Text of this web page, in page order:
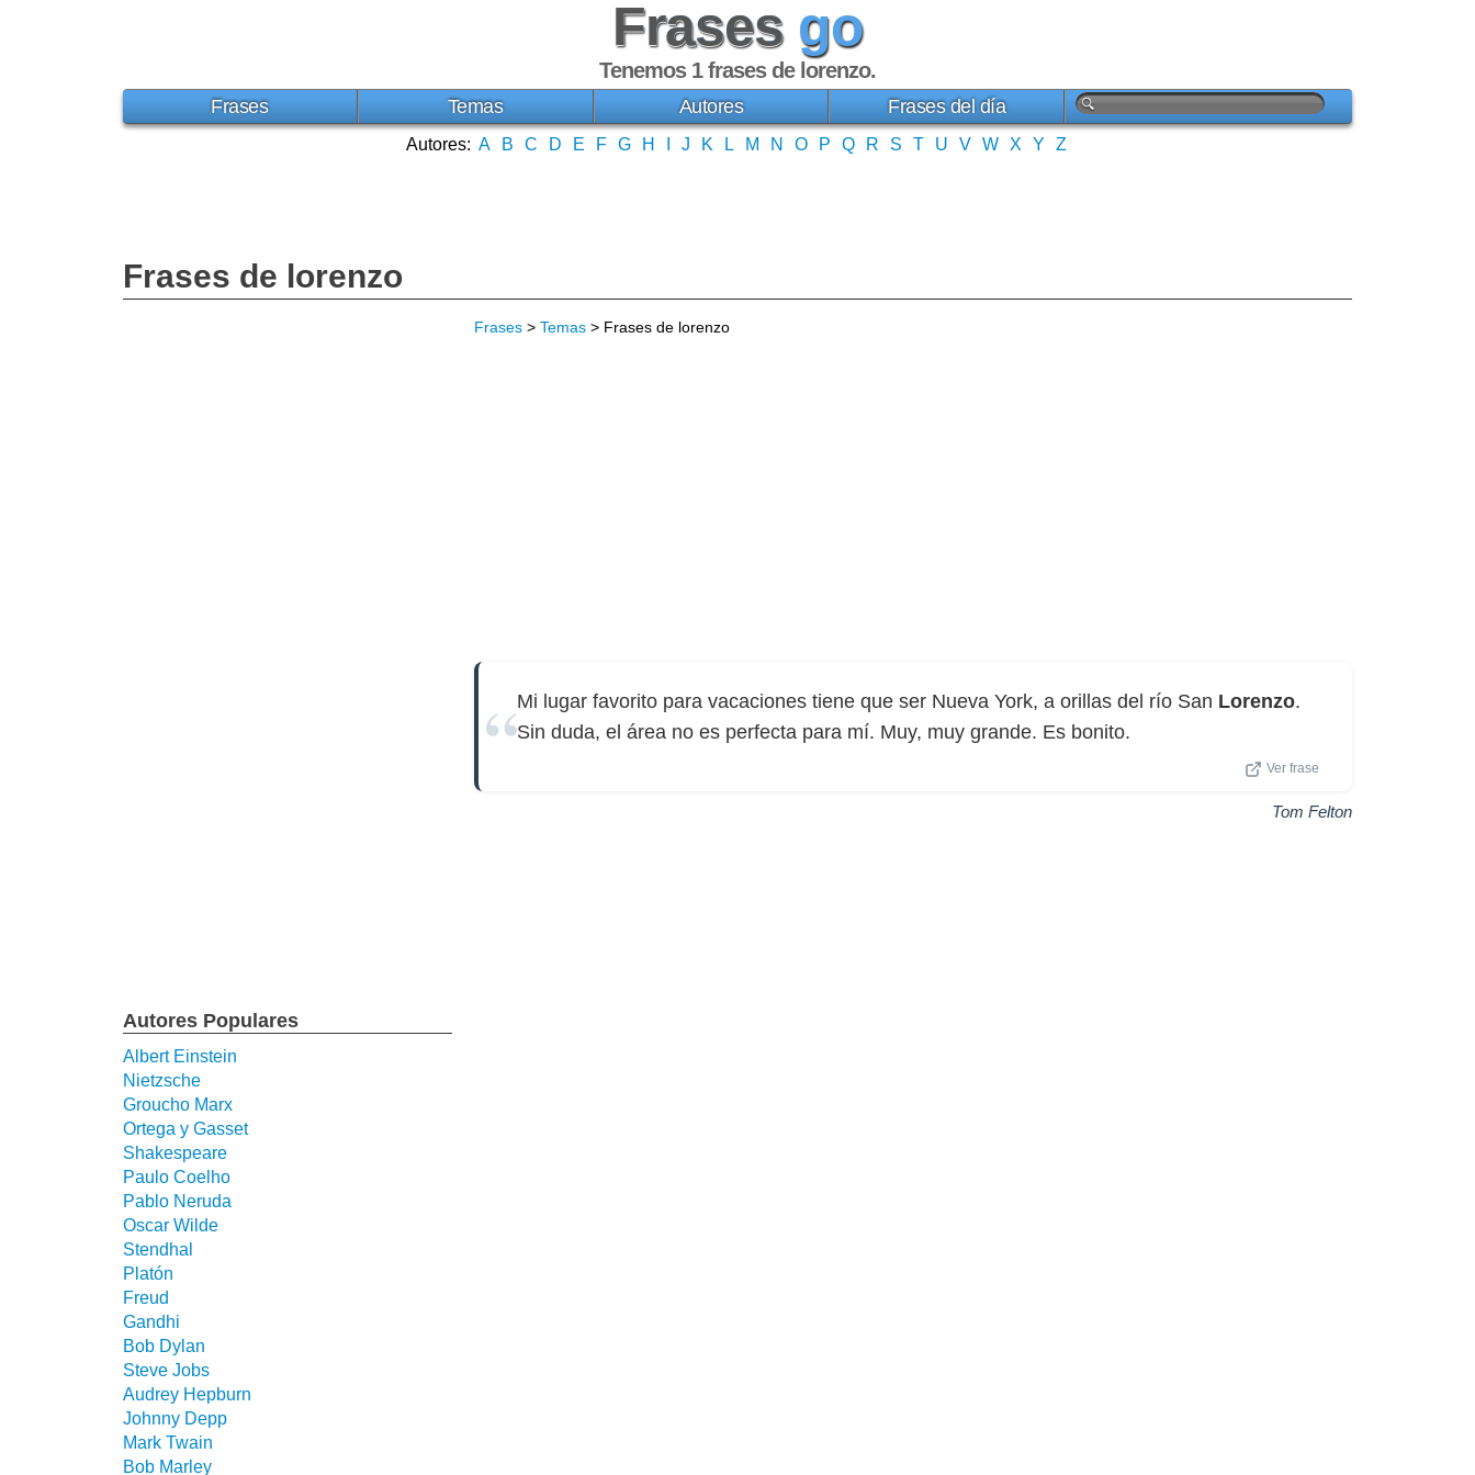
Frases go
Tenemos 1frases de lorenzo.
Frases Temas Autores Frases del día
Autores: A B C D E F G H J K L M N O P Q R S T U V W X Y Z
Frases de lorenzo
Frases > Temas > Frases de lorenzo
Mi lugar favorito para vacaciones tiene que ser Nueva York, a orillas del río San Lorenzo.
Sin duda, el área no es perfecta para mí. Muy, muy grande. Es bonito.
Ver frase
Tom Felton
Autores Populares
Albert Einstein
Nietzsche
Groucho Marx
Ortega y Gasset
Shakespeare
Paulo Coelho
Pablo Neruda
Oscar Wilde
Stendhal
Platón
Freud
Gandhi
Bob Dylan
Steve Jobs
Audrey Hepburn
Johnny Depp
Mark Twain
Bob Marley